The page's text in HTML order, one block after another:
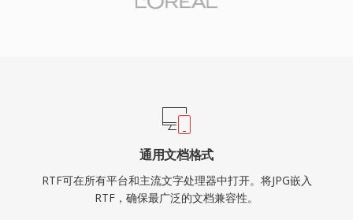
通用文档格式
RTF可在所有平台和主流文字处理器中打开。将JPG嵌入
RTF，确保最广泛的文档兼容性。